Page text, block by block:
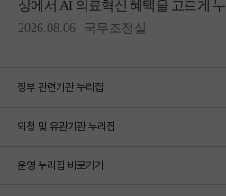
정부 관련기관 누리집
외청 및 유관기관 누리집
운영 누리집 바로가기